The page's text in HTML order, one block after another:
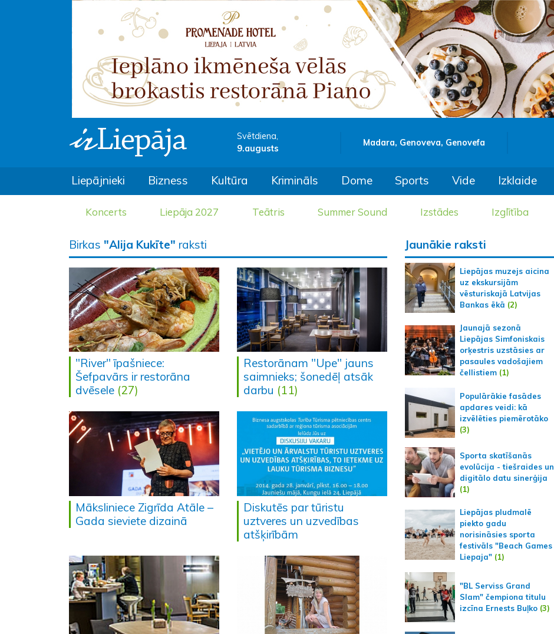
Svētdiena,
9.augusts
Madara, Genoveva, Genovefa
Liepājnieki Bizness Kultūra Krimināls Dome Sports Vide Izklaide
Koncerts Liepāja 2027 Teātris Summer Sound Izstādes Izglītība
Birkas "Alija Kukīte" raksti
"River" īpašniece:
Šefpavārs ir restorāna
dvēsele (27)
Restorānam "Upe" jauns
saimnieks; šonedēļ atsāk
darbu (11)
Māksliniece Zigrīda Atāle –
Gada sieviete dizainā
Diskutēs par tūristu
uztveres un uzvedības
atšķirībām
Jaunākie raksti
Liepājas muzejs aicina
uz ekskursijām
vēsturiskajā Latvijas
Bankas ēkā (2)
Jaunajā sezonā
Liepājas Simfoniskais
orķestris uzstāsies ar
pasaules vadošajiem
čellistiem (1)
Populārākie fasādes
apdares veidi: kā
izvēlēties piemērotāko
(3)
Sporta skatīšanās
evolūcija - tiešraides un
digitālo datu sinerģija
(1)
Liepājas pludmalē
piekto gadu
norisināsies sporta
festivāls "Beach Games
Liepaja" (1)
"BL Serviss Grand
Slam" čempiona titulu
izcīna Ernests Buļko (3)